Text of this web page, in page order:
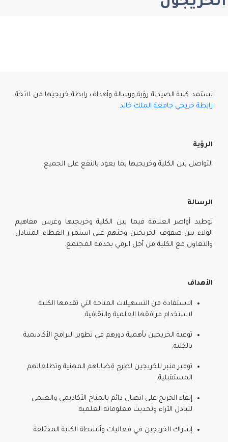
تستمد كلية الصيدلة رؤية ورسالة وأهداف رابطة خريجيها من لائحة
رابطة خريجي جامعة الملك خالد.
الرؤية
التواصل بين الكلية وخريجيها بما يعود بالنفع على الجميع.
الرسالة
توطيد أواصر العلاقة فيما بين الكلية وخريجيها وغرس مفاهيم
الولاء بين صفوف الخريجين وحثهم على استمرار العطاء المتبادل
والتعاون مع الكلية من أجل الرقي بخدمة المجتمع.
الأهداف
الاستفادة من التسهيلات المتاحة التي تقدمها الكلية
لاستخدام مرافقها العلمية والثقافية.
توعية الخريجين بأهمية دورهم في تطوير البرامج الأكاديمية
بالكلية.
توفير منبر للخريجين لطرح قضاياهم المهنية وتطلعاتهم
المستقبلية.
إبقاء الخريج على اتصال دائم بالمناخ الأكاديمي والعلمي
لتبادل الآراء وتحديث معلوماته العلمية.
إشراك الخريجين في فعاليات وأنشطة الكلية المختلفة.